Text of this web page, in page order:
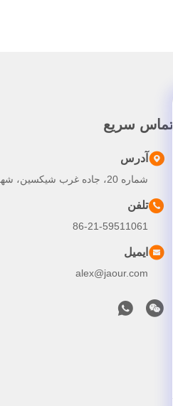
تماس سریع
آدرس
شماره 20، جاده غرب شیکسین، شهر تایکانگ، استان جیانگسو
تلفن
86-21-59511061
ایمیل
alex@jaour.com